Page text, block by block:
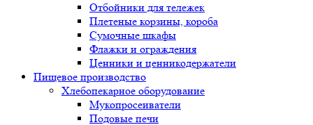
Отбойники для тележек
Плетеные корзины, короба
Сумочные шкафы
Флажки и ограждения
Ценники и ценникодержатели
Пищевое производство
Хлебопекарное оборудование
Мукопросеиватели
Подовые печи